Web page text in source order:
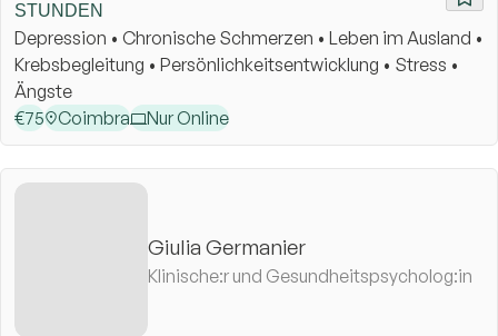
STUNDEN
Depression • Chronische Schmerzen • Leben im Ausland •
Krebsbegleitung • Persönlichkeitsentwicklung • Stress •
Ängste
€75 Coimbra Nur Online
Giulia Germanier
Klinische:r und Gesundheitspsycholog:in